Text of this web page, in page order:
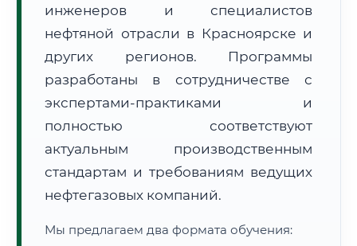
📜 Документы и аккредитация ФИС ФРДО
🔍 Нажмите на документ для увеличения и просмотра
инженеров и специалистов
нефтяной отрасли в Красноярске и
других регионов. Программы
разработаны в сотрудничестве с
экспертами-практиками и
полностью соответствуют
актуальным производственным
стандартам и требованиям ведущих
нефтегазовых компаний.
Мы предлагаем два формата обучения: